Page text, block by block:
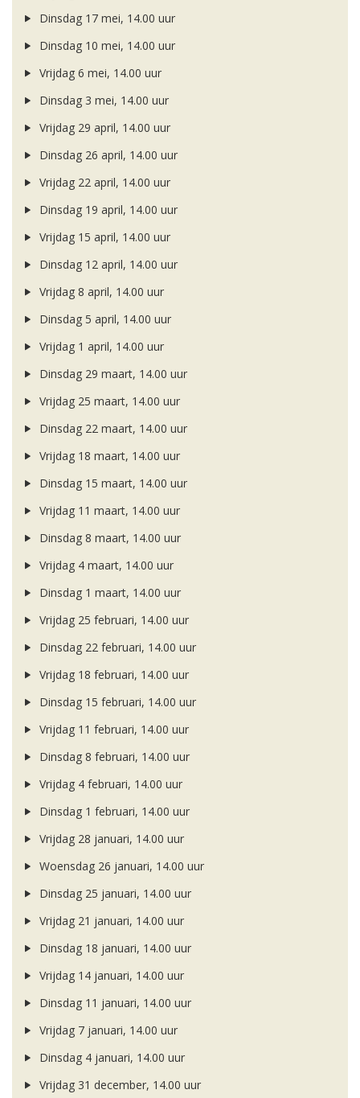
Dinsdag 17 mei, 14.00 uur
Dinsdag 10 mei, 14.00 uur
Vrijdag 6 mei, 14.00 uur
Dinsdag 3 mei, 14.00 uur
Vrijdag 29 april, 14.00 uur
Dinsdag 26 april, 14.00 uur
Vrijdag 22 april, 14.00 uur
Dinsdag 19 april, 14.00 uur
Vrijdag 15 april, 14.00 uur
Dinsdag 12 april, 14.00 uur
Vrijdag 8 april, 14.00 uur
Dinsdag 5 april, 14.00 uur
Vrijdag 1 april, 14.00 uur
Dinsdag 29 maart, 14.00 uur
Vrijdag 25 maart, 14.00 uur
Dinsdag 22 maart, 14.00 uur
Vrijdag 18 maart, 14.00 uur
Dinsdag 15 maart, 14.00 uur
Vrijdag 11 maart, 14.00 uur
Dinsdag 8 maart, 14.00 uur
Vrijdag 4 maart, 14.00 uur
Dinsdag 1 maart, 14.00 uur
Vrijdag 25 februari, 14.00 uur
Dinsdag 22 februari, 14.00 uur
Vrijdag 18 februari, 14.00 uur
Dinsdag 15 februari, 14.00 uur
Vrijdag 11 februari, 14.00 uur
Dinsdag 8 februari, 14.00 uur
Vrijdag 4 februari, 14.00 uur
Dinsdag 1 februari, 14.00 uur
Vrijdag 28 januari, 14.00 uur
Woensdag 26 januari, 14.00 uur
Dinsdag 25 januari, 14.00 uur
Vrijdag 21 januari, 14.00 uur
Dinsdag 18 januari, 14.00 uur
Vrijdag 14 januari, 14.00 uur
Dinsdag 11 januari, 14.00 uur
Vrijdag 7 januari, 14.00 uur
Dinsdag 4 januari, 14.00 uur
Vrijdag 31 december, 14.00 uur